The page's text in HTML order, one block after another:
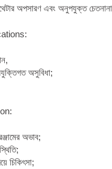
অপসারণ এবং অনুপযুক্ত
অসুবিধা;
অভাব;
চিকিৎসা;